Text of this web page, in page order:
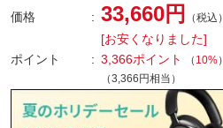
価格 33,660円 （税込）
[お安くなりました]
ポイント
3,366ポイント （ 10%）
（3,366円相当）